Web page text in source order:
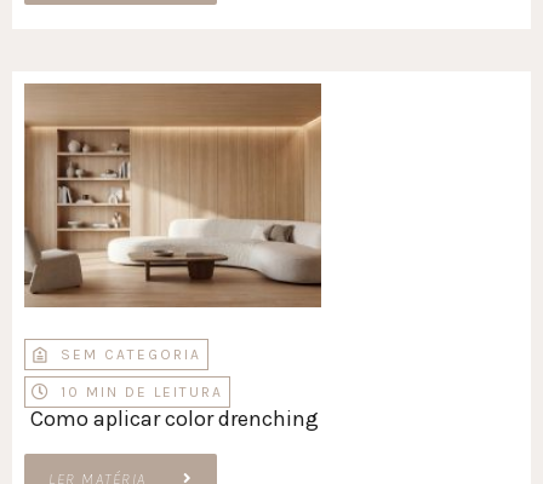
SEM CATEGORIA
10 MIN DE LEITURA
Como aplicar color drenching
LER MATÉRIA